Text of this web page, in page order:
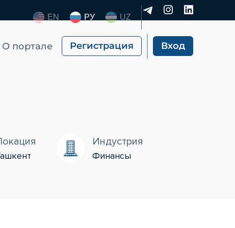
EN РУ UZ
О портале Регистрация Вход
Индустрия
Финансы